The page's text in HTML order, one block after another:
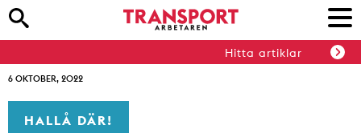
Hitta artiklar
6 OKTOBER, 2022
HALLÅ DÄR!